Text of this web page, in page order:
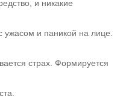
и никакие
и паникой на лице.
страх. Формируется